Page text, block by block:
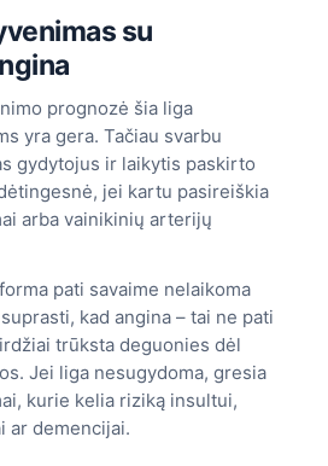
su
prognozė šia liga
yra gera. Tačiau svarbu
gydytojus ir laikytis paskirto
jei kartu pasireiškia
arba vainikinių arterijų
pati savaime nelaikoma
kad angina – tai ne pati
trūksta deguonies dėl
Jei liga nesugydoma, gresia
kurie kelia riziką insultui,
ar demencijai.